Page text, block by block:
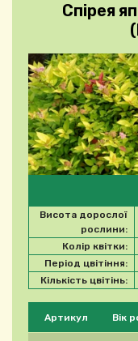
Спірея
Будь ласка,
Артикул Вік
Висота дорослої
рослини:
Колір квітки:
Період цвітіння:
Кількість цвітінь: